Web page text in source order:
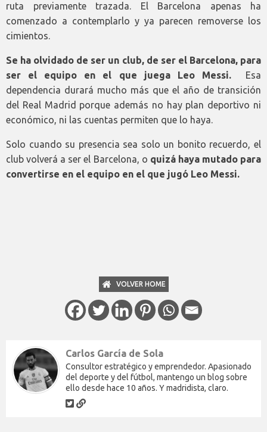
ruta previamente trazada. El Barcelona apenas ha
comenzado a contemplarlo y ya parecen removerse los
cimientos.
Se ha olvidado de ser un club, de ser el Barcelona, para
ser el equipo en el que juega Leo Messi.Esa
dependencia durará mucho más que el año de transición
del Real Madrid porque además no hay plan deportivo ni
económico, ni las cuentas permiten que lo haya.
Solo cuando su presencia sea solo un bonito recuerdo, el
club volverá a ser el Barcelona, o quizá haya mutado para
convertirse en el equipo en el que jugó Leo Messi.
VOLVER HOME
Carlos García de Sola
Consultor estratégico y emprendedor. Apasionado
del deporte y del fútbol, mantengo un blog sobre
ello desde hace 10 años. Y madridista, claro.